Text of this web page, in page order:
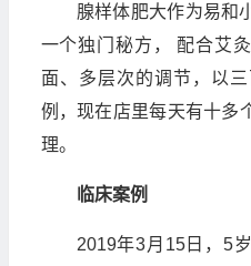
腺样体肥大作为易和
一个独门秘方， 配合艾
面、多层次的调节，以
例，现在店里每天有十多
理。
临床案例
2019年3月15日，5